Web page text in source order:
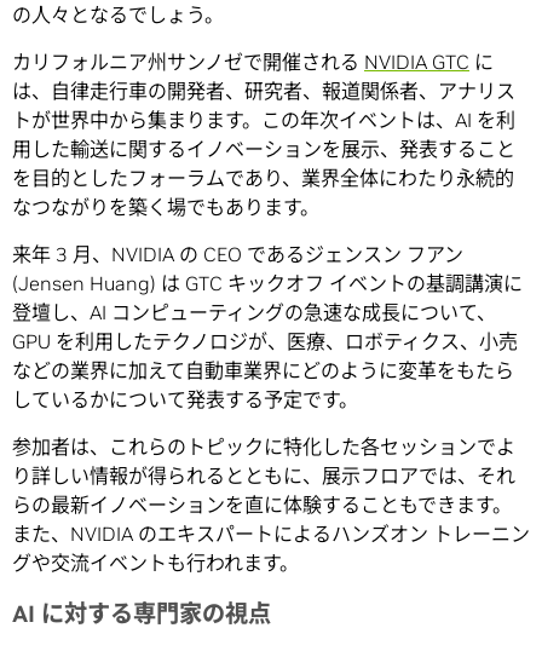
の人々となるでしょう。
カリフォルニア州サンノゼで開催される NVIDIA GTC に
は、自律走行車の開発者、研究者、報道関係者、アナリス
トが世界中から集まります。この年次イベントは、AI を利
用した輸送に関するイノベーションを展示、発表すること
を目的としたフォーラムであり、業界全体にわたり永続的
なつながりを築く場でもあります。
来年 3 月、NVIDIA の CEO であるジェンスン フアン
(Jensen Huang) は GTC キックオフ イベントの基調講演に
登壇し、AI コンピューティングの急速な成長について、
GPU を利用したテクノロジが、医療、ロボティクス、小売
などの業界に加えて自動車業界にどのように変革をもたら
しているかについて発表する予定です。
参加者は、これらのトピックに特化した各セッションでよ
り詳しい情報が得られるとともに、展示フロアでは、それ
らの最新イノベーションを直に体験することもできます。
また、NVIDIA のエキスパートによるハンズオン トレーニン
グや交流イベントも行われます。
AI に対する専門家の視点